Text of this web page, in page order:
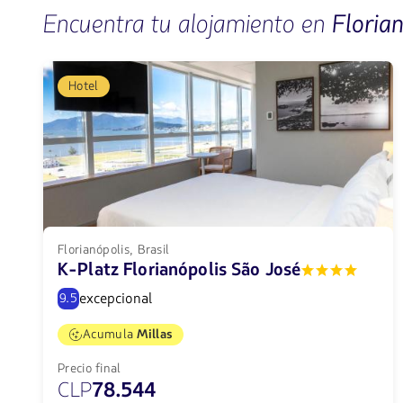
Encuentra tu alojamiento en
Hotel
Florianópolis, Brasil
K-Platz Florianópolis São José
9.5excepcional
AcumulaMillas
Precio final
CLP78.544